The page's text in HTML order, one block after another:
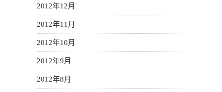
2012年12月
2012年11月
2012年10月
2012年9月
2012年8月